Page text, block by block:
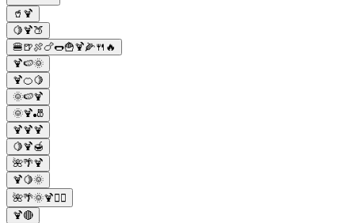
🥤🍹
🍋🍹🍑
🍔🍺🍖🍗🌭🍟🍹🌽🍴🔥
🍹🍉🌞
🍹🍊🍋
🌞🍉🍹
🌞🍹🎳
🍹🍹🍹
🍋🍹🍯
🌺🌴🍹
🍹🍋🌞
🌺🌴🌞🍹🏊‍♀️
🍹🔴